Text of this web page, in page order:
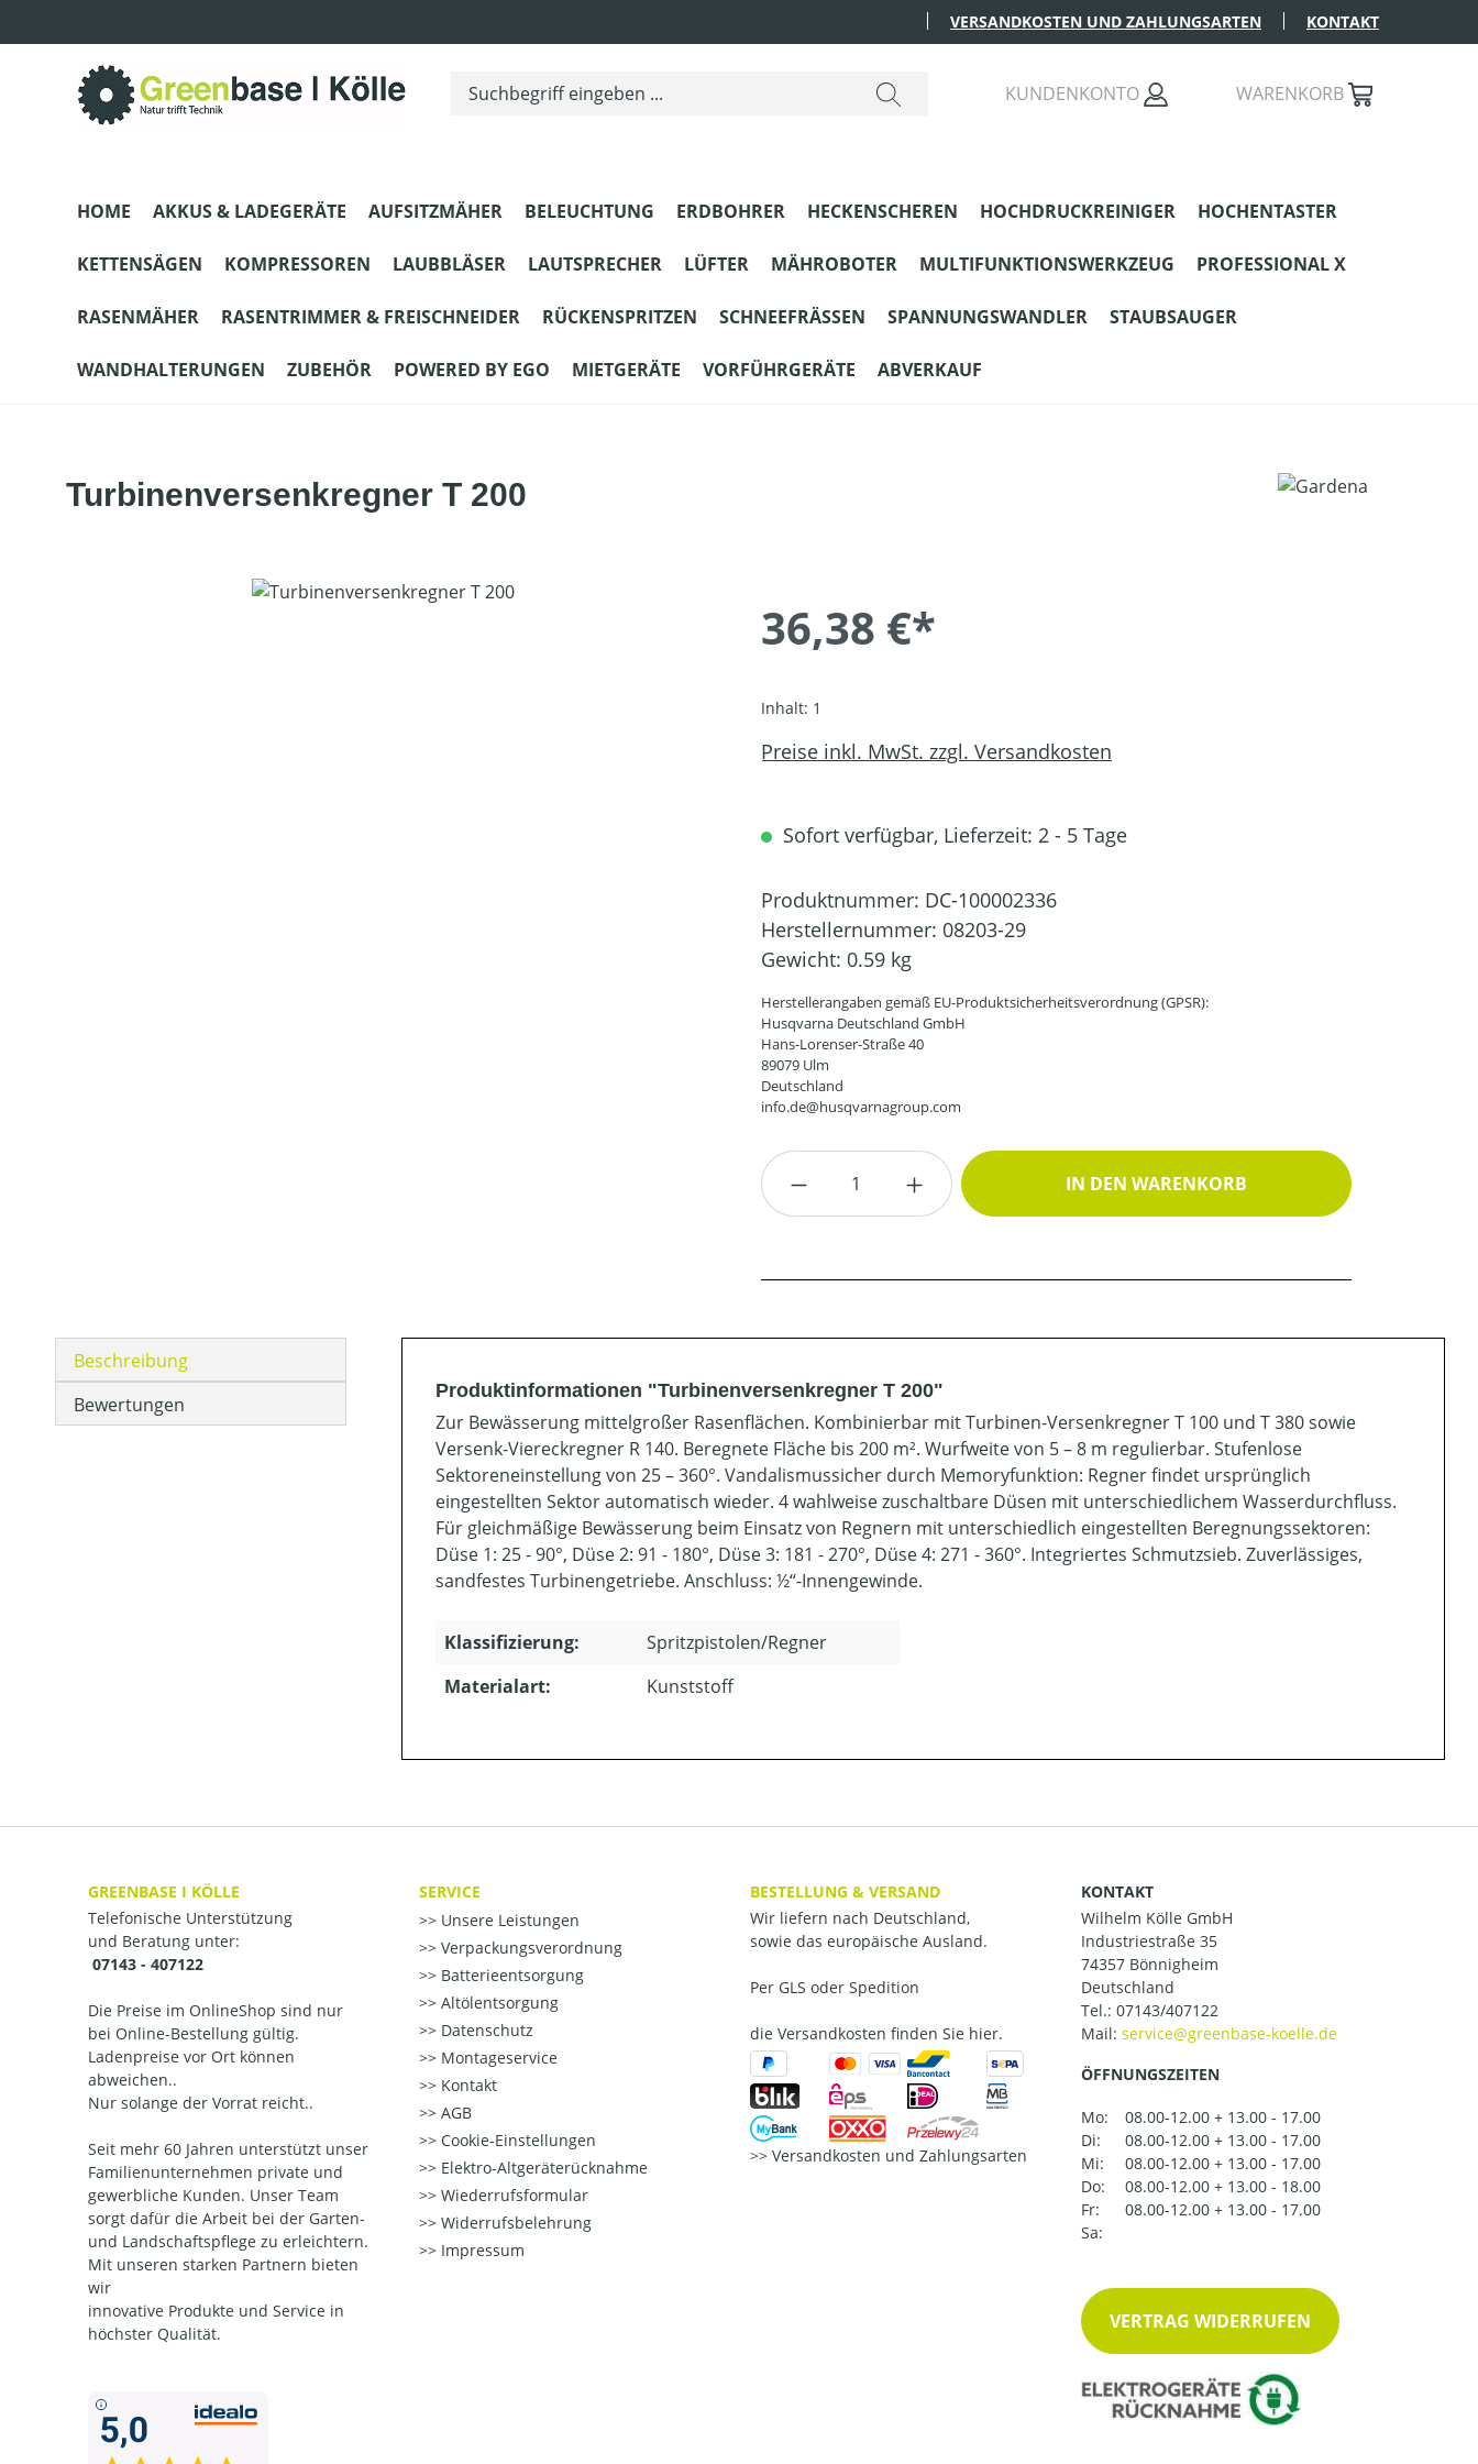
VERSANDKOSTEN UND ZAHLUNGSARTEN KONTAKT
KUNDENKONTO WARENKORB
HOME AKKUS & LADEGERÄTE AUFSITZMÄHER BELEUCHTUNG ERDBOHRER HECKENSCHEREN HOCHDRUCKREINIGER HOCHENTASTER
KETTENSÄGEN KOMPRESSOREN LAUBBLÄSER LAUTSPRECHER LÜFTER MÄHROBOTER MULTIFUNKTIONSWERKZEUG PROFESSIONAL X
RASENMÄHER RASENTRIMMER & FREISCHNEIDER RÜCKENSPRITZEN SCHNEEFRÄSSEN SPANNUNGSWANDLER STAUBSAUGER
WANDHALTERUNGEN ZUBEHÖR POWERED BY EGO MIETGERÄTE VORFÜHRGERÄTE ABVERKAUF
Turbinenversenkregner T 200
Bildergalerie überspringen
36,38 €*
Inhalt: 1
Preise inkl. MwSt. zzgl. Versandkosten
Sofort verfügbar, Lieferzeit: 2 - 5 Tage
Produktnummer: DC-100002336
Herstellernummer: 08203-29
Gewicht: 0.59 kg
Herstellerangaben gemäß EU-Produktsicherheitsverordnung (GPSR):
Husqvarna Deutschland GmbH
Hans-Lorenser-Straße 40
89079 Ulm
Deutschland
info.de@husqvarnagroup.com
Produkt Anzahl: Gib den gewünschten Wert ein oder
IN DEN WARENKORB
Beschreibung
Bewertungen
Produktinformationen "Turbinenversenkregner T 200"
Zur Bewässerung mittelgroßer Rasenflächen. Kombinierbar mit Turbinen-Versenkregner T 100 und T 380 sowie
Versenk-Viereckregner R 140. Beregnete Fläche bis 200 m². Wurfweite von 5 – 8 m regulierbar. Stufenlose
Sektoreneinstellung von 25 – 360°. Vandalismussicher durch Memoryfunktion: Regner findet ursprünglich
eingestellten Sektor automatisch wieder. 4 wahlweise zuschaltbare Düsen mit unterschiedlichem Wasserdurchfluss.
Für gleichmäßige Bewässerung beim Einsatz von Regnern mit unterschiedlich eingestellten Beregnungssektoren:
Düse 1: 25 - 90°, Düse 2: 91 - 180°, Düse 3: 181 - 270°, Düse 4: 271 - 360°. Integriertes Schmutzsieb. Zuverlässiges,
sandfestes Turbinengetriebe. Anschluss: ½“-Innengewinde.
Klassifizierung:
Spritzpistolen/Regner
Materialart:
Kunststoff
GREENBASE I KÖLLE
Telefonische Unterstützung
und Beratung unter:
07143 - 407122
Die Preise im OnlineShop sind nur
bei Online-Bestellung gültig.
Ladenpreise vor Ort können
abweichen..
Nur solange der Vorrat reicht..
Seit mehr 60 Jahren unterstützt unser
Familienunternehmen private und
gewerbliche Kunden. Unser Team
sorgt dafür die Arbeit bei der Garten-
und Landschaftspflege zu erleichtern.
Mit unseren starken Partnern bieten
wir
innovative Produkte und Service in
höchster Qualität.
SERVICE
Unsere Leistungen
Verpackungsverordnung
Batterieentsorgung
Altölentsorgung
Datenschutz
Montageservice
Kontakt
AGB
Cookie-Einstellungen
Elektro-Altgeräterücknahme
Wiederrufsformular
Widerrufsbelehrung
Impressum
BESTELLUNG & VERSAND
Wir liefern nach Deutschland,
sowie das europäische Ausland.
Per GLS oder Spedition
die Versandkosten finden Sie hier.
Versandkosten und Zahlungsarten
KONTAKT
Wilhelm Kölle GmbH
Industriestraße 35
74357 Bönnigheim
Deutschland
Tel.: 07143/407122
Mail:
ÖFFNUNGSZEITEN
Mo:
08.00-12.00 + 13.00 - 17.00
Di:
08.00-12.00 + 13.00 - 17.00
Mi:
08.00-12.00 + 13.00 - 17.00
Do:
08.00-12.00 + 13.00 - 18.00
Fr:
08.00-12.00 + 13.00 - 17.00
Sa:
VERTRAG WIDERRUFEN